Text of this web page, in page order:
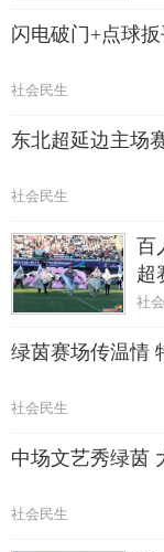
闪电破门+点球
社会民生
东北超延边主场
社会民生
百
超
社
绿茵赛场传温情
社会民生
中场文艺秀绿茵
社会民生